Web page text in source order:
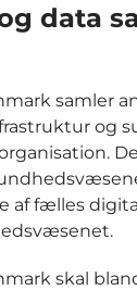
data
samler
og
af fælles
skal